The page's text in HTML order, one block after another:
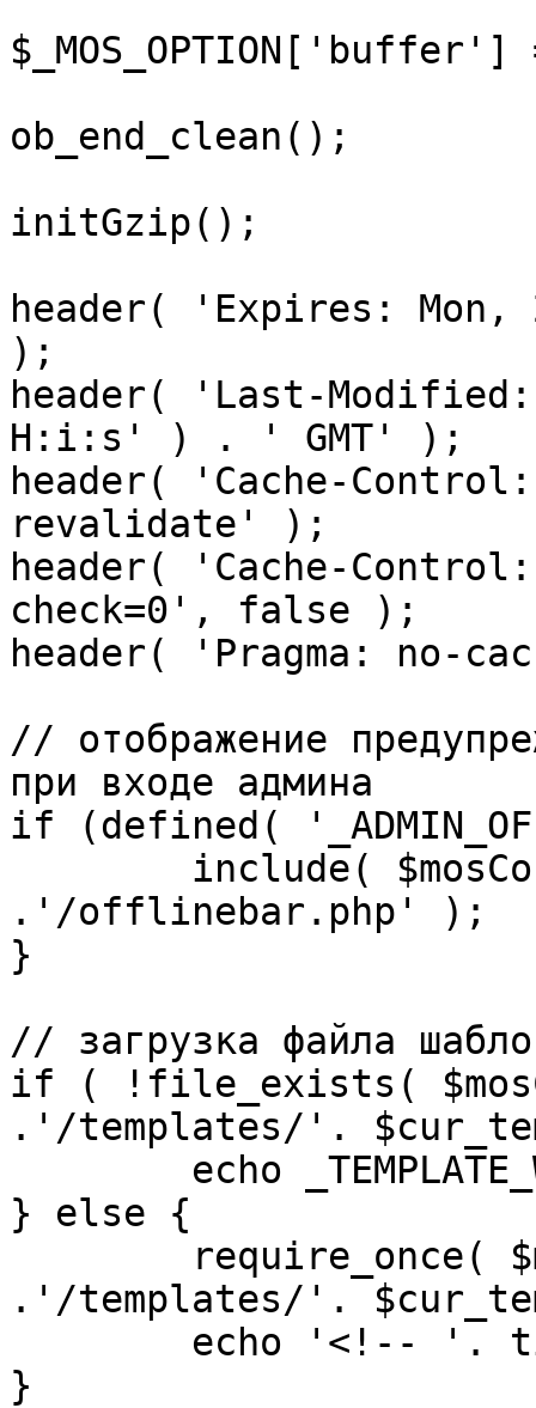
ob_end_clean();
initGzip();
header( 'Expires: Mon,
);
header( 'Last-
H:i:s' ) . ' GMT' );
header( 'Cache-
revalidate' );
header( 'Cache-
check=0', false );
header( 'Pragma: no-
// отображение
при входе админа
if (defined(
.'/offlinebar.php' );
}
// загрузка файла
if ( !file_exists(
.'/templates/'.
} else {
.'/templates/'.
}